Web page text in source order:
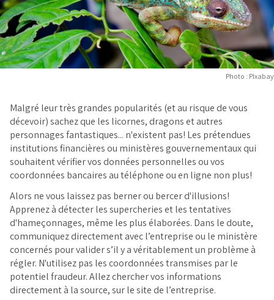
Photo : PIxabay
Malgré leur très grandes popularités (et au risque de vous
décevoir) sachez que les licornes, dragons et autres
personnages fantastiques... n'existent pas! Les prétendues
institutions financières ou ministères gouvernementaux qui
souhaitent vérifier vos données personnelles ou vos
coordonnées bancaires au téléphone ou en ligne non plus!
Alors ne vous laissez pas berner ou bercer d'illusions!
Apprenez à détecter les supercheries et les tentatives
d'hameçonnages, même les plus élaborées. Dans le doute,
communiquez directement avec l’entreprise ou le ministère
concernés pour valider s’il y a véritablement un problème à
régler. N'utilisez pas les coordonnées transmises par le
potentiel fraudeur. Allez chercher vos informations
directement à la source, sur le site de l’entreprise.